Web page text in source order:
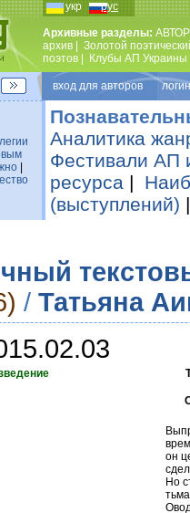
укр рус
Архивные разделы:
архив
Золотой
поэтов
Клубы АП Украины
вход для авторов
|
Аналитика
Фестивали АП
ресурса |
(выступлений)
/ Татьяна
он
Но